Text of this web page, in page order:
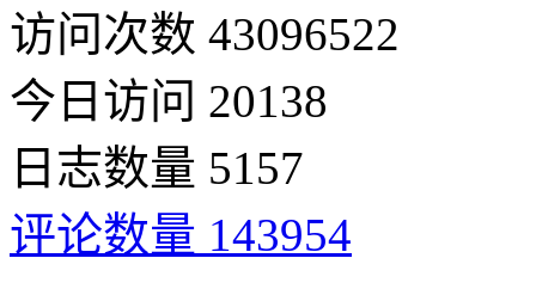
访问次数 43096522
今日访问 20138
日志数量 5157
评论数量 143954